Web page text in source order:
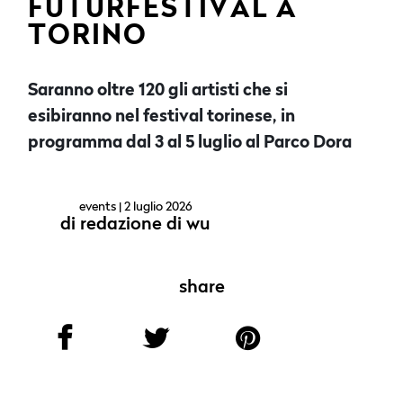
FUTURFESTIVAL A
TORINO
Saranno oltre 120 gli artisti che si
esibiranno nel festival torinese, in
programma dal 3 al 5 luglio al Parco Dora
events| 2 luglio 2026
di redazione di wu
share